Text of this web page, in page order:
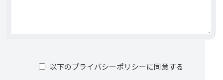
以下のプライバシーポリシーに同意する